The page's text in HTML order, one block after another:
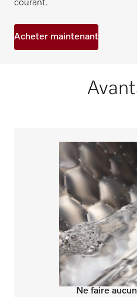
courant.
Acheter maintenant
Ne faire